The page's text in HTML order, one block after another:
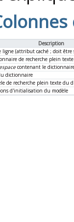
Description
(attribut caché ; doit être
de recherche plein texte
contenant le
dictionnaire
de recherche plein texte du
d'initialisation du modèle